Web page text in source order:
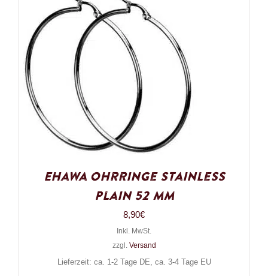
Ehawa Ohrringe Stainless
Plain 52 mm
8,90€
Inkl. MwSt.
zzgl. Versand
Lieferzeit: ca. 1-2 Tage DE, ca. 3-4 Tage EU